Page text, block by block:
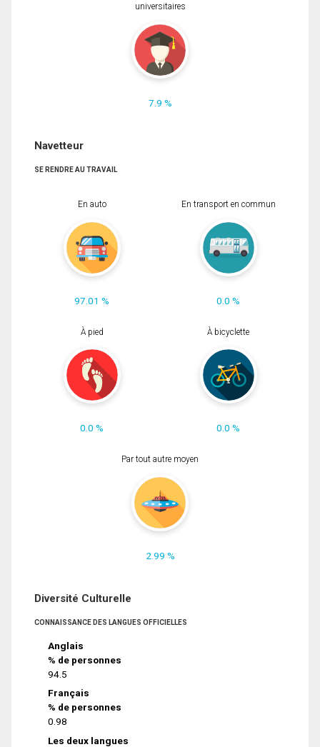
universitaires
7.9 %
Navetteur
SE RENDRE AU TRAVAIL
En auto
97.01 %
En transport en commun
0.0 %
À pied
0.0 %
À bicyclette
0.0 %
Par tout autre moyen
2.99 %
Diversité Culturelle
CONNAISSANCE DES LANGUES OFFICIELLES
Anglais
% de personnes
94.5
Français
% de personnes
0.98
Les deux langues